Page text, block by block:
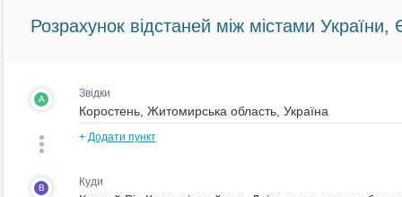
Розрахунок відстаней між містами України,
A Звідки
+ Додати пункт
B Куди